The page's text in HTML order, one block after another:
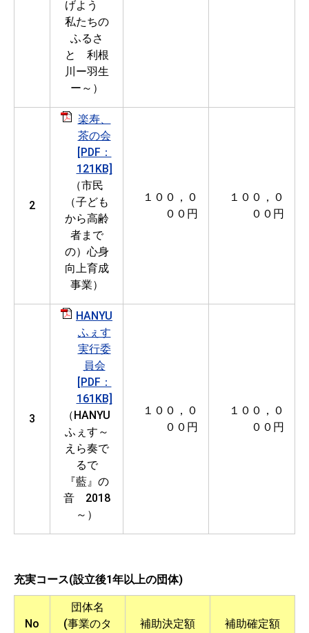
げよう
私たちの
ふるさ
と 利根
川ー羽生
ー～）
2
楽寿、
茶の会
[PDF：
121KB]
（市民
（子ども
から高齢
者まで
の）心身
向上育成
事業）
１００，０
００円
１００，０
００円
3
HANYU
ふぇす
実行委
員会
[PDF：
161KB]
（HANYU
ふぇす～
えら奏で
るで
『藍』の
音 2018
～）
１００，０
００円
１００，０
００円
充実コース(設立後1年以上の団体)
No
団体名
(事業のタ
補助決定額 補助確定額